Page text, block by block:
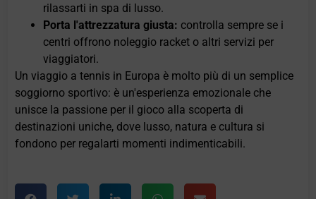
rilassarti in spa di lusso.
Porta l'attrezzatura giusta: controlla sempre se i
centri offrono noleggio racket o altri servizi per
viaggiatori.
Un viaggio a tennis in Europa è molto più di un semplice
soggiorno sportivo: è un'esperienza emozionale che
unisce la passione per il gioco alla scoperta di
destinazioni uniche, dove lusso, natura e cultura si
fondono per regalarti momenti indimenticabili.